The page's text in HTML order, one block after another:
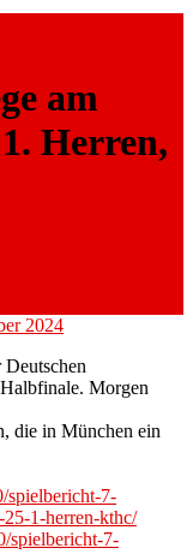
am
Herren,
2024
Morgen
die in München ein
spielbericht-7-
1-herren-kthc/
spielbericht-7-